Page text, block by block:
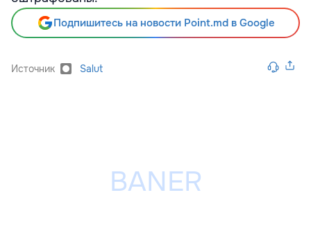
Подпишитесь на новости Point.md в Google
Источник Salut